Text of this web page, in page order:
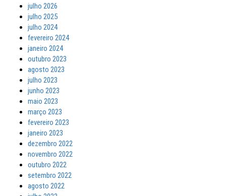
julho 2026
julho 2025
julho 2024
fevereiro 2024
janeiro 2024
outubro 2023
agosto 2023
julho 2023
junho 2023
maio 2023
março 2023
fevereiro 2023
janeiro 2023
dezembro 2022
novembro 2022
outubro 2022
setembro 2022
agosto 2022